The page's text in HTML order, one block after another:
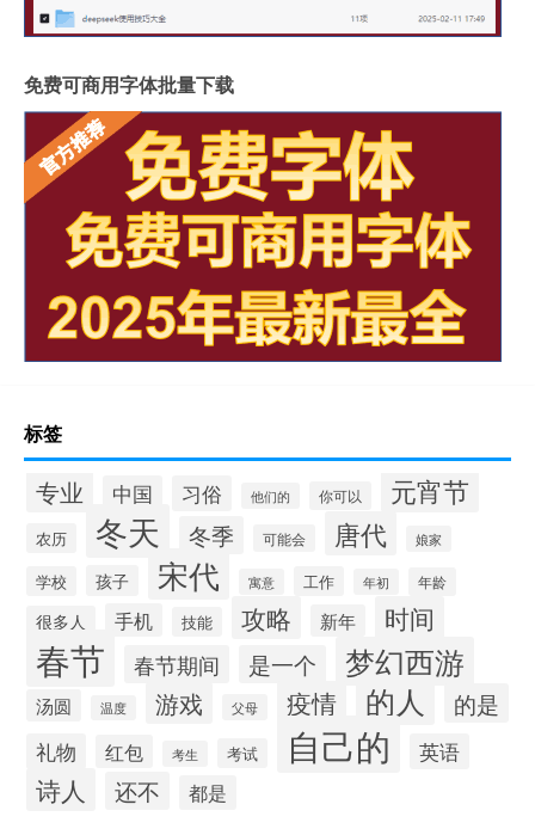
免费可商用字体批量下载
标签
专业 中国 习俗 他们的 你可以 元宵节
农历 冬天 冬季 可能会 唐代 娘家
学校 孩子 宋代 寓意 工作 年初 年龄
很多人 手机 技能 攻略 新年 时间
春节 春节期间 是一个 梦幻西游
汤圆 温度 游戏 父母 疫情 的人 的是
礼物 红包 考生 考试 自己的 英语
诗人 还不 都是